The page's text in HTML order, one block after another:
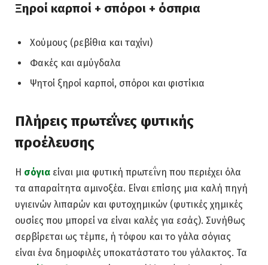
Ξηροί καρποί + σπόροι + όσπρια
Χούμους (ρεβίθια και ταχίνι)
Φακές και αμύγδαλα
Ψητοί ξηροί καρποί, σπόροι και φιστίκια
Πλήρεις πρωτεΐνες φυτικής
προέλευσης
Η σόγια είναι μια φυτική πρωτεΐνη που περιέχει όλα
τα απαραίτητα αμινοξέα. Είναι επίσης μια καλή πηγή
υγιεινών λιπαρών και φυτοχημικών (φυτικές χημικές
ουσίες που μπορεί να είναι καλές για εσάς). Συνήθως
σερβίρεται ως τέμπε, ή τόφου και το γάλα σόγιας
είναι ένα δημοφιλές υποκατάστατο του γάλακτος. Τα